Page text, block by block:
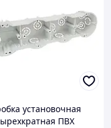
установочная
ПВХ